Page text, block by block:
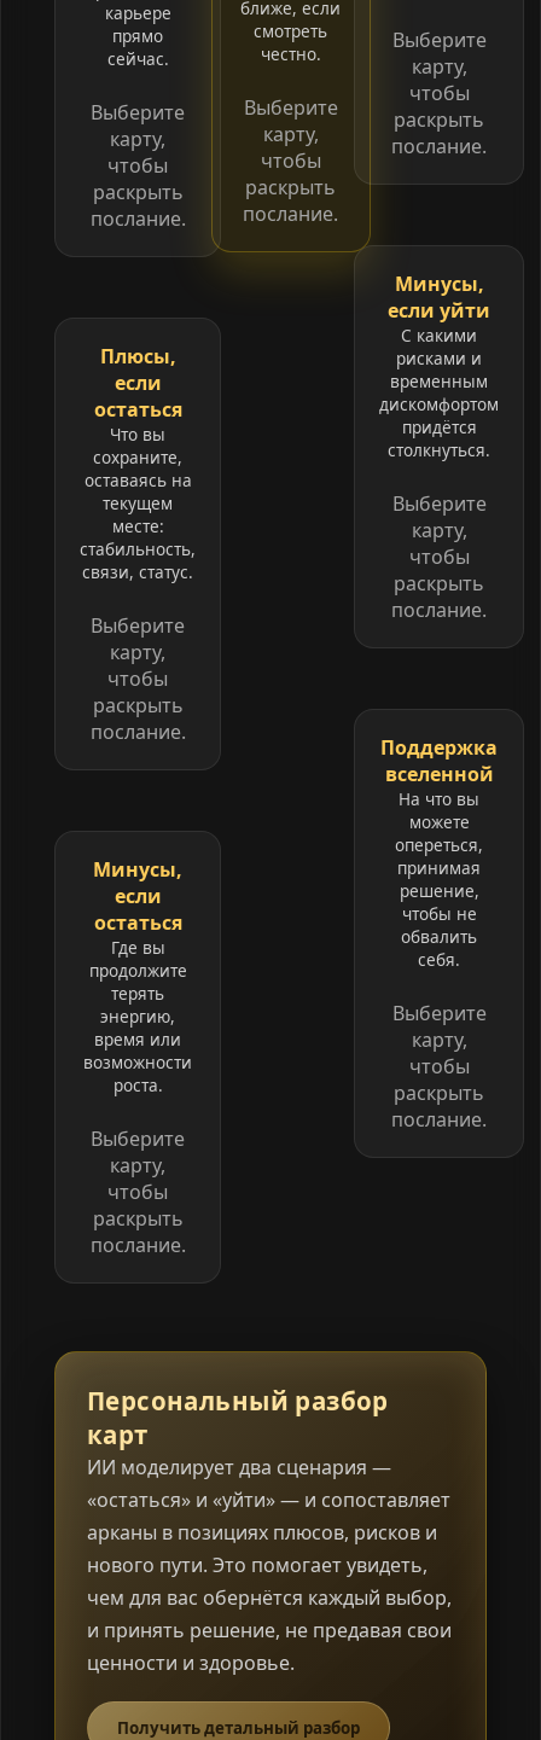
карьере
прямо
сейчас.
Выберите
карту,
чтобы
раскрыть
послание.
Плюсы,
если
остаться
Что вы
сохраните,
оставаясь на
текущем
месте:
стабильность,
связи, статус.
Выберите
карту,
чтобы
раскрыть
послание.
Минусы,
если
остаться
Где вы
продолжите
терять
энергию,
время или
возможности
роста.
Выберите
карту,
чтобы
раскрыть
послание.
ближе, если
смотреть
честно.
Выберите
карту,
чтобы
раскрыть
послание.
Выберите
карту,
чтобы
раскрыть
послание.
Минусы,
если уйти
С какими
рисками и
временным
дискомфортом
придётся
столкнуться.
Выберите
карту,
чтобы
раскрыть
послание.
Поддержка
вселенной
На что вы
можете
опереться,
принимая
решение,
чтобы не
обвалить
себя.
Выберите
карту,
чтобы
раскрыть
послание.
Персональный разбор
карт
ИИ моделирует два сценария —
«остаться» и «уйти» — и сопоставляет
арканы в позициях плюсов, рисков и
нового пути. Это помогает увидеть,
чем для вас обернётся каждый выбор,
и принять решение, не предавая свои
ценности и здоровье.
Получить детальный разбор